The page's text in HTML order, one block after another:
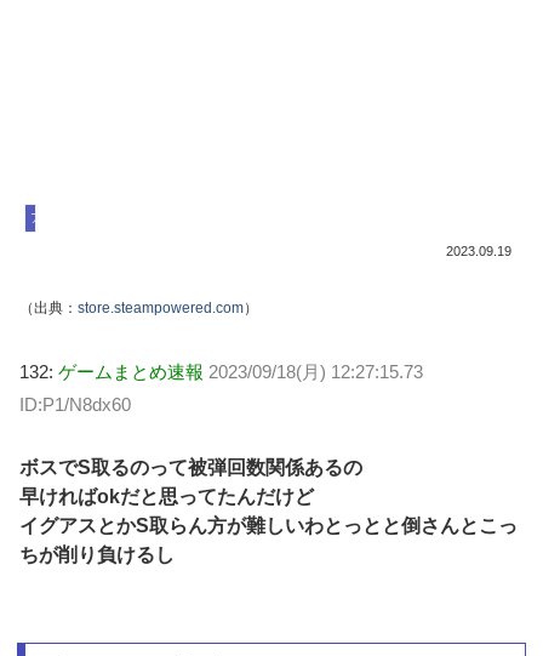
アーマードコア
2023.09.19
（出典： store.steampowered.com）
132: ゲームまとめ速報 2023/09/18(月) 12:27:15.73
ID:P1/N8dx60
ボスでS取るのって被弾回数関係あるの
早ければokだと思ってたんだけど
イグアスとかS取らん方が難しいわとっとと倒さんとこっ
ちが削り負けるし